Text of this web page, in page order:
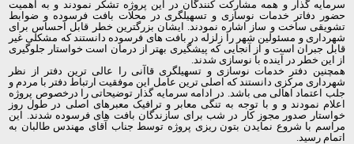
سرمایه گذار و همه مشارکت کنندگان در این پروژه تشکر نمودند و به اهمیت
حضور دفاتر خدمات نوسازی و تسهیلگری در محلات بافت فرسوده و ضوابط
تشویقی ساخت و ساز اشاره نمودند. ایشان بزرگترین خطر قابل احساس برای
شهرداری و مسئولین شهر را زلزله در بافت های فرسوده دانستند که مشکلی غیر
قابل جبران است و از آنجایی که پیشگیری بهتر از درمان است خواستار جلوگیری
از این خطر در آینده با نوسازی شدند.
همچنین دفتر خدمات نوسازی و تسهیلگری قاآنی را عالی ترین دفتر از نظر
شهرداری مرکزی دانستند که اصلی ترین عامل این موفقیت ارتباط دفتر با مردم و
جلب اعتماد اهالی می باشد. در ادامه سرمایه گذار توضیحاتی را درخصوص پروژه
اعلام نمودند و و با توجه به تنگی معابر و ترافیک معبرهای اصلی در طول روز
خواستار صدور مجوز کار در شب برای سازندگان بافت های فرسوده شدند. این
مراسم با شروع نمایدن بتون ریزی پروژه توسط جناب آقای مهندس طالبان به
اتمام رسید.